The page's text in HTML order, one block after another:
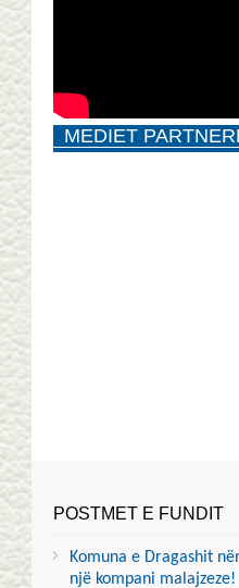
MEDIET
POSTMET E FUNDIT
Komuna e Dragashit
një kompani malajzeze!